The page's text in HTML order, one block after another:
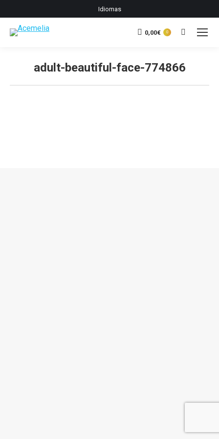
Idiomas
0,00€ 0 Buscar:
adult-beautiful-face-774866